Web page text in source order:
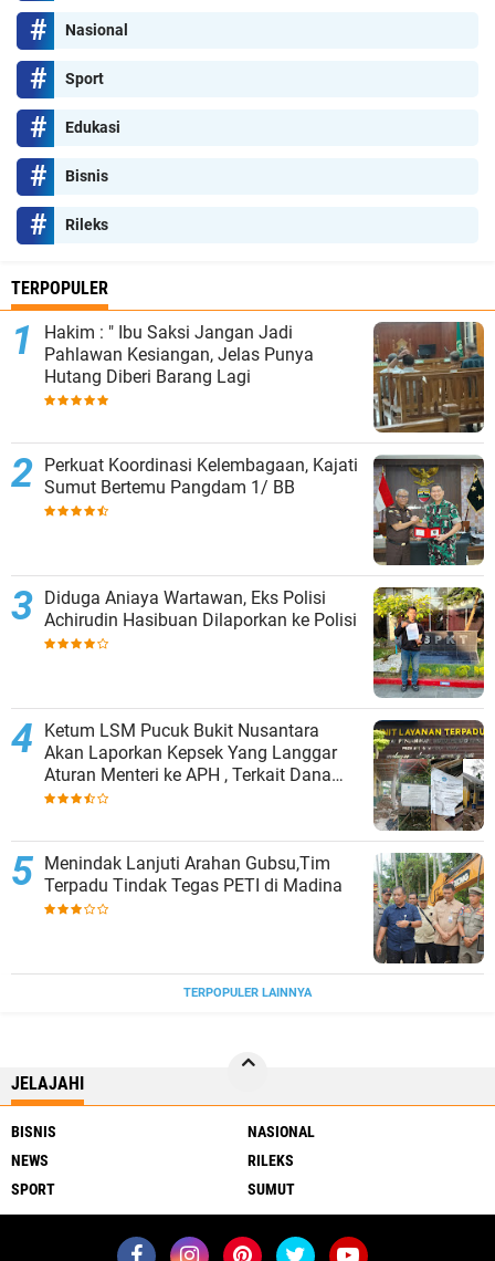
Nasional
Sport
Edukasi
Bisnis
Rileks
TERPOPULER
Hakim : " Ibu Saksi Jangan Jadi
Pahlawan Kesiangan, Jelas Punya
Hutang Diberi Barang Lagi
Perkuat Koordinasi Kelembagaan, Kajati
Sumut Bertemu Pangdam 1/ BB
Diduga Aniaya Wartawan, Eks Polisi
Achirudin Hasibuan Dilaporkan ke Polisi
Ketum LSM Pucuk Bukit Nusantara
Akan Laporkan Kepsek Yang Langgar
Aturan Menteri ke APH , Terkait Dana
Revitalisasi Sekolah
Menindak Lanjuti Arahan Gubsu,Tim
Terpadu Tindak Tegas PETI di Madina
TERPOPULER LAINNYA
JELAJAHI
BISNIS
NASIONAL
NEWS
RILEKS
SPORT
SUMUT